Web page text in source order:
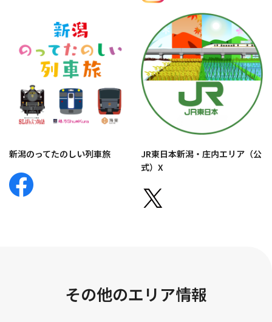
新潟のってたのしい列車旅
JR東日本新潟・庄内エリア（公
式）X
その他のエリア情報